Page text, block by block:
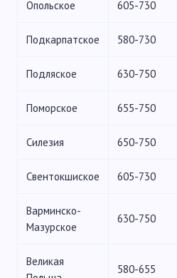
Опольское 605-730
Подкарпатское 580-730
Подляское 630-750
Поморское 655-750
Силезия 650-750
Свентокшиское 605-730
Варминско-
Мазурское
630-750
Великая
580-655